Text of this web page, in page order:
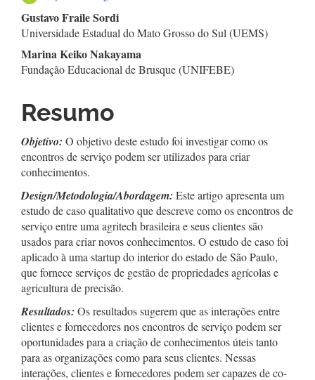
artigo
principal
Gustavo Fraile Sordi
Universidade Estadual do Mato Grosso do Sul (UEMS)
Marina Keiko Nakayama
Fundação Educacional de Brusque (UNIFEBE)
Resumo
Objetivo: O objetivo deste estudo foi investigar como os
encontros de serviço podem ser utilizados para criar
conhecimentos.
Design/Metodologia/Abordagem: Este artigo apresenta um
estudo de caso qualitativo que descreve como os encontros de
serviço entre uma agritech brasileira e seus clientes são
usados para criar novos conhecimentos. O estudo de caso foi
aplicado à uma startup do interior do estado de São Paulo,
que fornece serviços de gestão de propriedades agrícolas e
agricultura de precisão.
Resultados: Os resultados sugerem que as interações entre
clientes e fornecedores nos encontros de serviço podem ser
oportunidades para a criação de conhecimentos úteis tanto
para as organizações como para seus clientes. Nessas
interações, clientes e fornecedores podem ser capazes de co-